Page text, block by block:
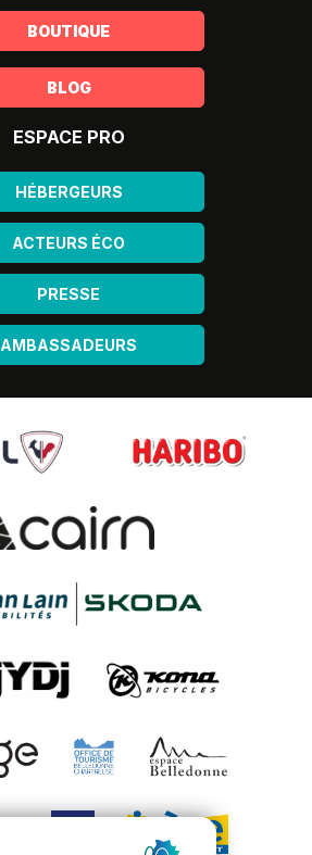
BOUTIQUE
BLOG
ESPACE PRO
HÉBERGEURS
ACTEURS ÉCO
PRESSE
AMBASSADEURS